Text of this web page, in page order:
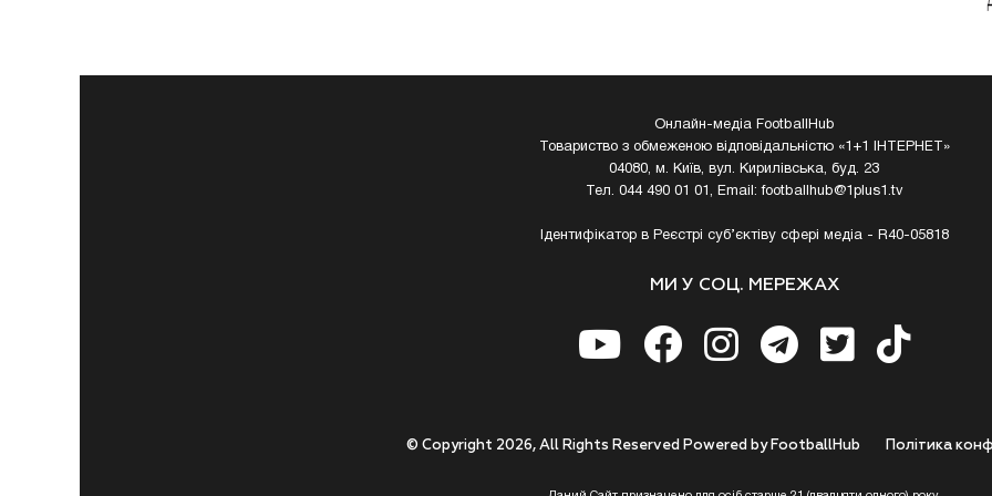
Онлайн-медіа FootballHub
Товариство з обмеженою відповідальністю «1+1 ІНТЕРНЕТ»
04080, м. Київ, вул. Кирилівська, буд. 23
Тел. 044 490 01 01, Email:footballhub@1plus1.tv
Ідентифікатор в Реєстрі суб’єктіву сфері медіа - R40-05818
МИ У СОЦ. МЕРЕЖАХ
Полiтика
© Copyright 2026, All Rights Reserved Powered by FootballHub